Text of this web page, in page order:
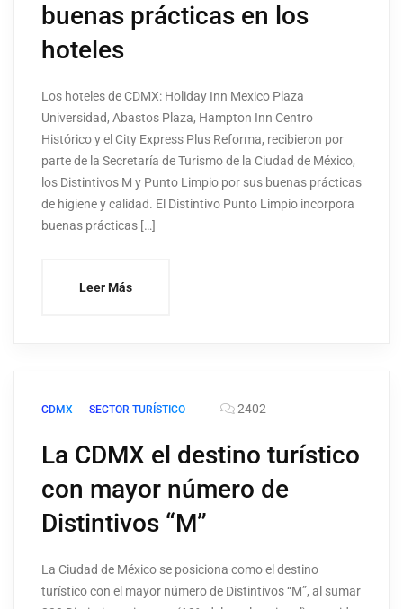
buenas prácticas en los
hoteles
Los hoteles de CDMX: Holiday Inn Mexico Plaza
Universidad, Abastos Plaza, Hampton Inn Centro
Histórico y el City Express Plus Reforma, recibieron por
parte de la Secretaría de Turismo de la Ciudad de México,
los Distintivos M y Punto Limpio por sus buenas prácticas
de higiene y calidad. El Distintivo Punto Limpio incorpora
buenas prácticas […]
Leer Más
CDMX SECTOR TURÍSTICO 2402
La CDMX el destino turístico
con mayor número de
Distintivos “M”
La Ciudad de México se posiciona como el destino
turístico con el mayor número de Distintivos “M”, al sumar